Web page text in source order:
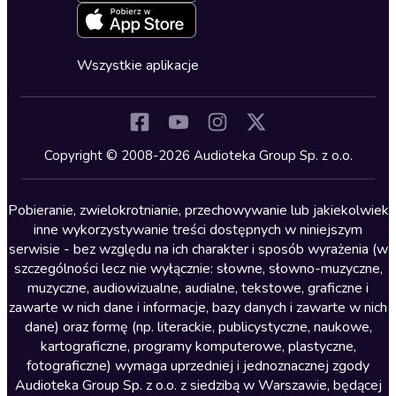
Kryminały
Lektury szkolne
Literatura anglojęzyczna
Literatura faktu
Literatura obyczajowa
Literatura piękna obca
Literatura piękna polska
Nagrania relaksacyjne
Nauka języków
Zapowiedzi
Cykle audiobooków
Wszystkie aplikacje
Copyright © 2008-2026 Audioteka Group Sp. z o.o.
Pobieranie, zwielokrotnianie, przechowywanie lub jakiekolwiek
inne wykorzystywanie treści dostępnych w niniejszym
serwisie - bez względu na ich charakter i sposób wyrażenia (w
szczególności lecz nie wyłącznie: słowne, słowno-muzyczne,
muzyczne, audiowizualne, audialne, tekstowe, graficzne i
zawarte w nich dane i informacje, bazy danych i zawarte w nich
dane) oraz formę (np. literackie, publicystyczne, naukowe,
kartograficzne, programy komputerowe, plastyczne,
fotograficzne) wymaga uprzedniej i jednoznacznej zgody
Audioteka Group Sp. z o.o. z siedzibą w Warszawie, będącej